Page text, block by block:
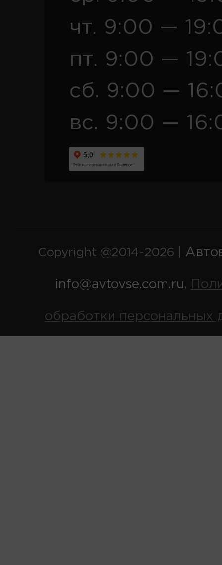
чт. 9:00 —
пт. 9:00 —
сб. 9:00 —
вс. 9:00 —
Copyright @2014-2026 |
info@avtovse.com.ru,
обработки персональных